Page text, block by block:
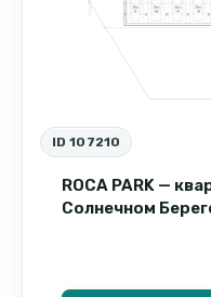
ID 107210
ROCA PARK —
Солнечном